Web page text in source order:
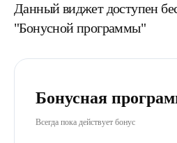
Данный виджет доступен
"Бонусной программы"
Бонусная
Всегда пока действует бонус